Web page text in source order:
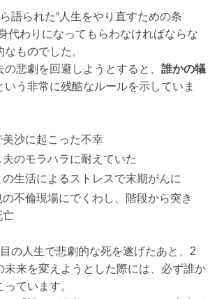
語られた“人生をやり直すための条
代わりになってもらわなければならな
ものでした。
悲劇を回避しようとすると、 誰かの犠
いう非常に残酷なルールを示していま
沙に起こった不幸
のモラハラに耐えていた
生活によるストレスで末期がんに
不倫現場にでくわし、階段から突き
亡
の人生で悲劇的な死を遂げたあと、2
未来を変えようとした際には、必ず誰か
ています。